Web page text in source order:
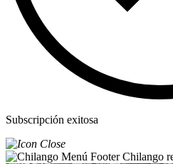
Subscripción exitosa
Chilango